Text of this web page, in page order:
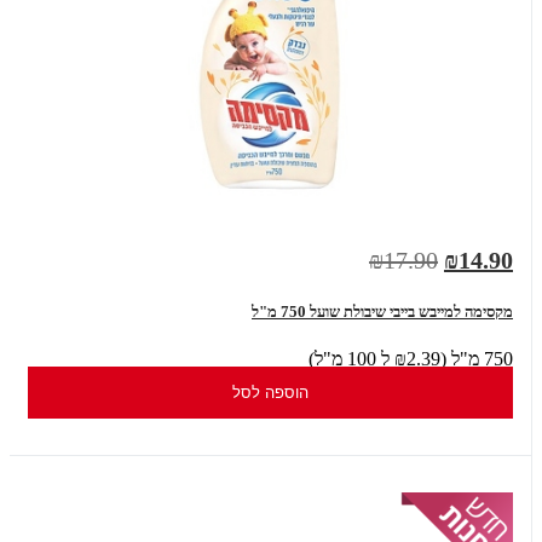
₪14.90
₪17.90
מקסימה למייבש בייבי שיבולת שועל 750 מ"ל
750 מ"ל (₪2.39 ל 100 מ"ל)
הוספה לסל